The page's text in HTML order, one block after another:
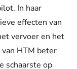
In haar
effecten van
vervoer en het
HTM beter
schaarste op